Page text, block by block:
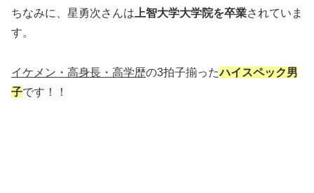
ちなみに、星勇次さんは 上智大学大学院を卒業されていま
す。
イケメン・高身長・高学歴の3拍子揃ったハイスペック男
子です！！